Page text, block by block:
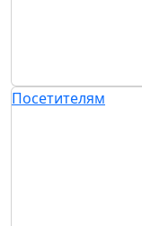
Посетителям